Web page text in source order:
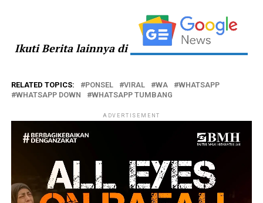
Ikuti Berita lainnya di
RELATED TOPICS: PONSEL VIRAL WA
WHATSAPP
WHATSAPP DOWN
WHATSAPP TUMBANG
ADVERTISEMENT